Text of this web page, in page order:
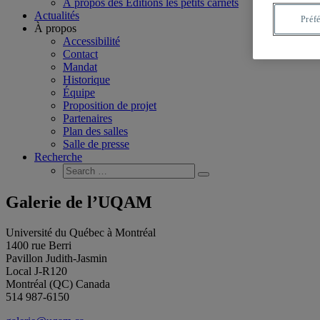
À propos des Éditions les petits carnets
Actualités
À propos
Accessibilité
Contact
Mandat
Historique
Équipe
Proposition de projet
Partenaires
Plan des salles
Salle de presse
Recherche
Search
for:
Search
Galerie de l’UQAM
Université du Québec à Montréal
1400 rue Berri
Pavillon Judith-Jasmin
Local J-R120
Montréal (QC) Canada
514 987-6150